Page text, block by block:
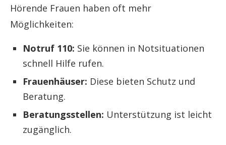
Hörende Frauen haben oft mehr
Möglichkeiten:
Notruf 110: Sie können in Notsituationen
schnell Hilfe rufen.
Frauenhäuser: Diese bieten Schutz und
Beratung.
Beratungsstellen: Unterstützung ist leicht
zugänglich.